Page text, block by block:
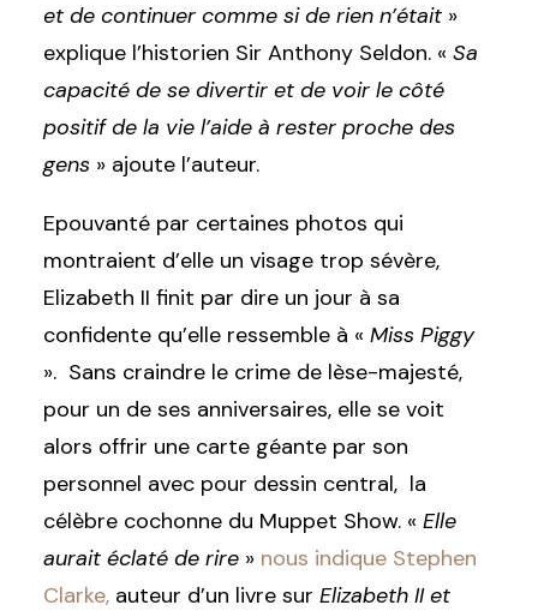
et de continuer comme si de rien n’était »
explique l’historien Sir Anthony Seldon. « Sa
capacité de se divertir et de voir le côté
positif de la vie l’aide à rester proche des
gens » ajoute l’auteur.
Epouvanté par certaines photos qui
montraient d’elle un visage trop sévère,
Elizabeth II finit par dire un jour à sa
confidente qu’elle ressemble à « Miss Piggy
». Sans craindre le crime de lèse-majesté,
pour un de ses anniversaires, elle se voit
alors offrir une carte géante par son
personnel avec pour dessin central, la
célèbre cochonne du Muppet Show. « Elle
aurait éclaté de rire » nous indique Stephen
Clarke, auteur d’un livre sur Elizabeth II et